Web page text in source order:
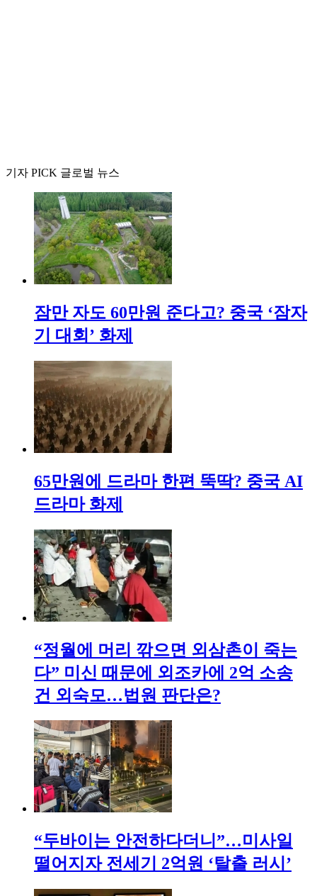
기자 PICK 글로벌 뉴스
잠만 자도 60만원 준다고? 중국 ‘잠자
기 대회’ 화제
65만원에 드라마 한편 뚝딱? 중국 AI
드라마 화제
“정월에 머리 깎으면 외삼촌이 죽는
다” 미신 때문에 외조카에 2억 소송
건 외숙모…법원 판단은?
“두바이는 안전하다더니”…미사일
떨어지자 전세기 2억원 ‘탈출 러시’